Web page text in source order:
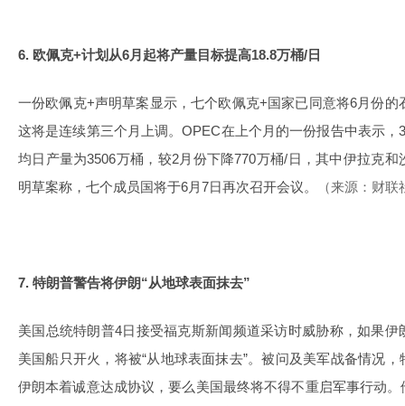
6. 欧佩克+计划从6月起将产量目标提高18.8万桶/日
一份欧佩克+声明草案显示，七个欧佩克+国家已同意将6月份的
这将是连续第三个月上调。OPEC在上个月的一份报告中表示
均日产量为3506万桶，较2月份下降770万桶/日，其中伊拉克
明草案称，七个成员国将于6月7日再次召开会议。
（来源：财联
7. 特朗普警告将伊朗“从地球表面抹去”
美国总统特朗普4日接受福克斯新闻频道采访时威胁称，如果
美国船只开火，将被“从地球表面抹去”。被问及美军战备情况
伊朗本着诚意达成协议，要么美国最终将不得不重启军事行动